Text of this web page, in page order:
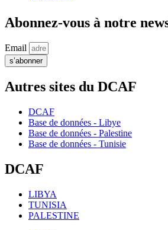
Abonnez-vous à notre
Email
s’abonner
Autres sites du DCAF
DCAF
Base de données - Libye
Base de données - Palestine
Base de données - Tunisie
DCAF
LIBYA
TUNISIA
PALESTINE